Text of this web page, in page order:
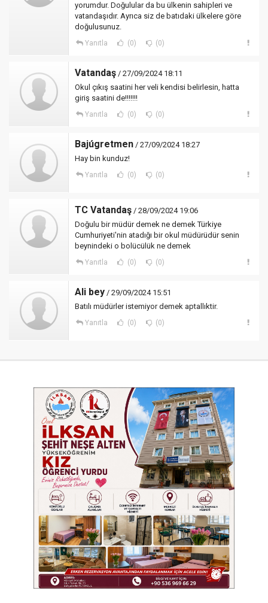
yorumdur. Doğulular da bu ülkenin sahipleri ve
vatandaşıdır. Ayrıca siz de batıdaki ülkelere göre
doğulusunuz.
Yanıtla (0) (0)
Vatandaş / 27/09/2024 18:11
Okul çıkış saatini her veli kendisi belirlesin, hatta
giriş saatini de!!!!!!!
Yanıtla (0) (0)
Bajúgretmen / 27/09/2024 18:27
Hay bin kunduz!
Yanıtla (0) (0)
TC Vatandaş / 28/09/2024 19:06
Doğulu bir müdür demek ne demek Türkiye
Cumhuriyeti'nin atadığı bir okul müdürüdür senin
beynindeki o bolücülük ne demek
Yanıtla (0) (0)
Ali bey / 29/09/2024 15:51
Batılı müdürler istemiyor demek aptallıktir.
Yanıtla (0) (0)